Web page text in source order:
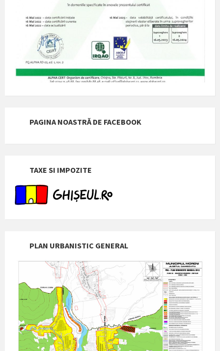
PAGINA NOASTRĂ DE FACEBOOK
TAXE SI IMPOZITE
PLAN URBANISTIC GENERAL